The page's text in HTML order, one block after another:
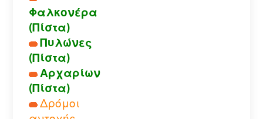
Φαλκονέρα
(Πίστα)
Πυλώνες
(Πίστα)
Αρχαρίων
(Πίστα)
Δρόμοι